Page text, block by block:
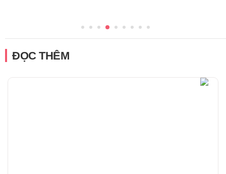
ĐỌC THÊM